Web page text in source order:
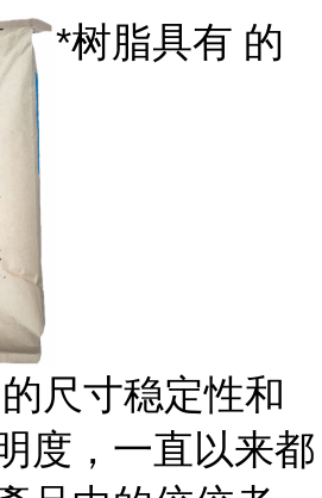
*树脂具有 的
尺寸稳定性和
度，一直以来都